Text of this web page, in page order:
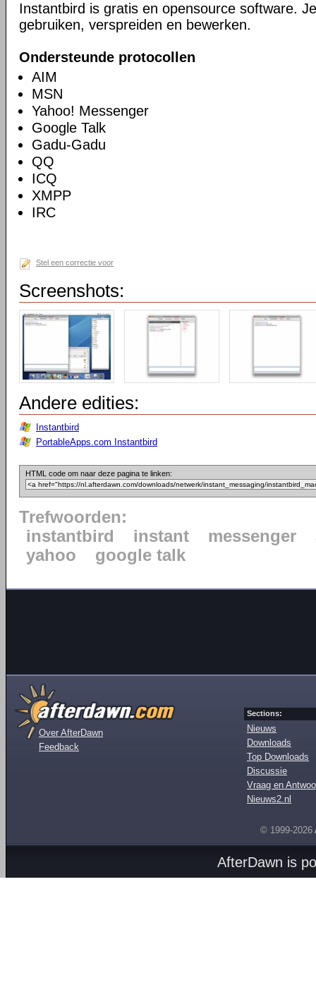
Instantbird is gratis en opensource software.
gebruiken, verspreiden en bewerken.
Ondersteunde protocollen
AIM
MSN
Yahoo! Messenger
Google Talk
Gadu-Gadu
QQ
ICQ
XMPP
IRC
Stel een correctie voor
Screenshots:
Andere edities:
Instantbird
PortableApps.com Instantbird
HTML code om naar deze pagina te linken:
Trefwoorden:
instantbird
instant messenger
yahoo
google talk
Over AfterDawn
Feedback
Sections:
Nieuws
Downloads
Top Downloads
Discussie
Vraag en
Nieuws2.nl
© 1999-2026
AfterDawn is